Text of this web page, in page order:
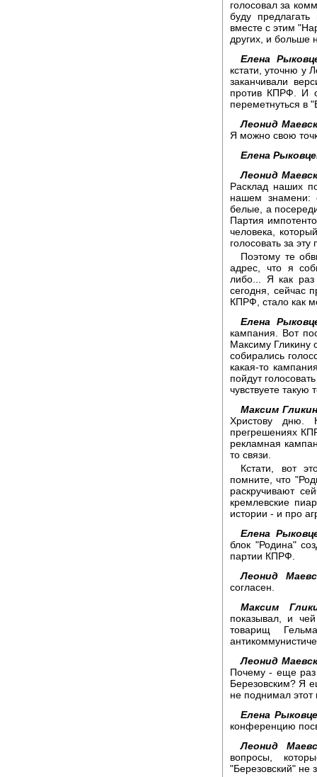
голосовал за
буду
вместе с этим
других, и больше
Елена
кстати, уточню у
заканчивали
против КПРФ. И
переметнуться в
Леонид
Я можно свою
Елена
Леонид
Расклад наших
нашем знамени:
белые, а
Партия
человека,
голосовать за
Поэтому те
адрес, что я
либо... Я как
сегодня, сейчас
КПРФ, стало как
Елена
кампания. Вот
Максиму Гликину
собирались
какая-то
пойдут
чувствуете такую
Максим
Христову дню.
прегрешениях
рекламная
то связи.
Кстати, вот
помните, что
раскручивают
кремлевские
истории - и про
Елена
блок "Родина"
партии КПРФ.
Леонид
согласен.
Максим
показывал, и
товарищ
Леонид
Почему - еще раз
Березовским? Я
не поднимал этот
Елена
конференцию
Леонид
вопросы,
"Березовский" не